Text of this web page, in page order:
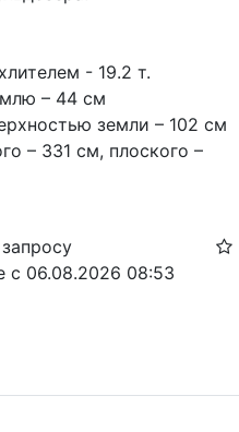
- 19.2 т.
– 44 см
земли – 102 см
– 331 см, плоского –
с 06.08.2026 08:53